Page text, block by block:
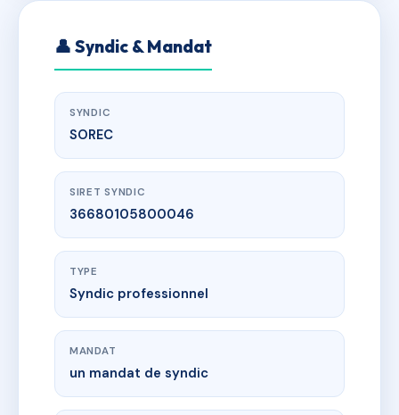
👤 Syndic & Mandat
SYNDIC
SOREC
SIRET SYNDIC
36680105800046
TYPE
Syndic professionnel
MANDAT
un mandat de syndic